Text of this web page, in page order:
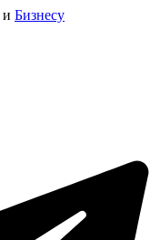
и Бизнесу